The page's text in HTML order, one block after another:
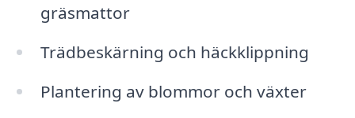
gräsmattor
Trädbeskärning och häckklippning
Plantering av blommor och växter